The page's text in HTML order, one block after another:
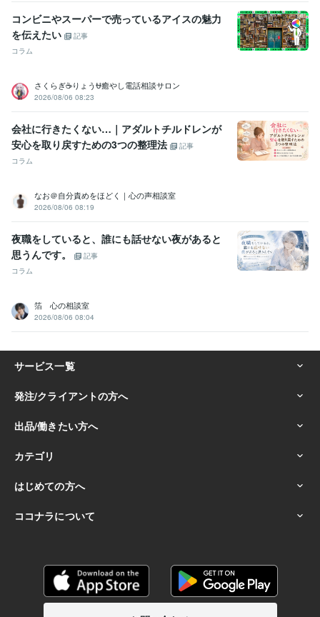
コンビニやスーパーで売っているアイスの魅力
を伝えたい
記事
コラム
さくらぎ☕りょう⛎癒やし電話相談サロン
2026/08/06 08:23
会社に行きたくない…｜アダルトチルドレンが
安心を取り戻すための3つの整理法
記事
コラム
なお＠自分責めをほどく｜心の声相談室
2026/08/06 08:19
夜職をしていると、誰にも話せない夜があると
思うんです。
記事
コラム
箔 心の相談室
2026/08/06 08:04